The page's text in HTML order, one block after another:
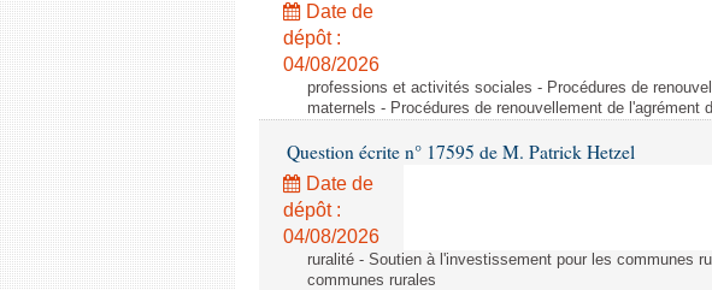
Date de
dépôt :
04/08/2026
professions et activités sociales - Procédures de
maternels - Procédures de renouvellement de l'agrément
Question écrite n° 17595 de M. Patrick Hetzel
Date de
dépôt :
04/08/2026
ruralité - Soutien à l'investissement pour les communes
communes rurales